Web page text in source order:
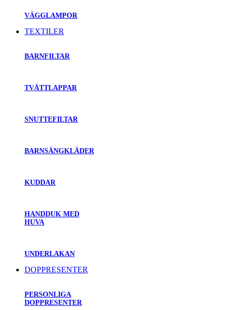
VÄGGLAMPOR
TEXTILER
BARNFILTAR
TVÄTTLAPPAR
SNUTTEFILTAR
BARNSÄNGKLÄDER
KUDDAR
HANDDUK MED
HUVA
UNDERLAKAN
DOPPRESENTER
PERSONLIGA
DOPPRESENTER